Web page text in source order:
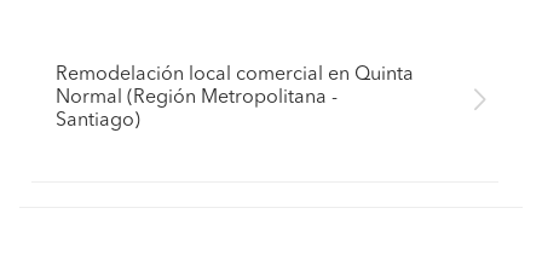
Remodelación local comercial en Quinta
Normal (Región Metropolitana -
Santiago)